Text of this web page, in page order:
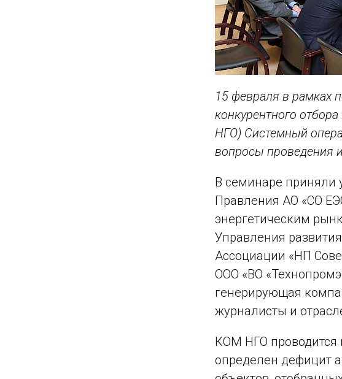
15 февраля в рамках
конкурентного
НГО) Системный
вопросы проведения
В семинаре приняли
Правления АО «СО
энергетическим
Управления
Ассоциации «НП
ООО «ВО
генерирующая
журналисты и
КОМ НГО проводится
определен дефицит